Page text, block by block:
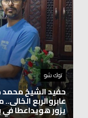
اخبار العرب
الاتحاد الدولي
بحضور نخبة من
المجتمعية